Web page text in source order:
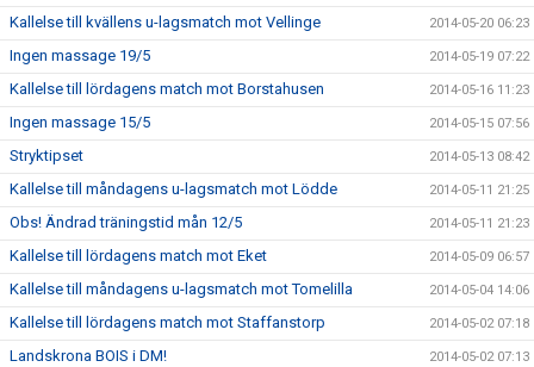
Kallelse till kvällens u-lagsmatch mot Vellinge 2014-05-20 06:23
Ingen massage 19/5 2014-05-19 07:22
Kallelse till lördagens match mot Borstahusen 2014-05-16 11:23
Ingen massage 15/5 2014-05-15 07:56
Stryktipset 2014-05-13 08:42
Kallelse till måndagens u-lagsmatch mot Lödde 2014-05-11 21:25
Obs! Ändrad träningstid mån 12/5 2014-05-11 21:23
Kallelse till lördagens match mot Eket 2014-05-09 06:57
Kallelse till måndagens u-lagsmatch mot Tomelilla 2014-05-04 14:06
Kallelse till lördagens match mot Staffanstorp 2014-05-02 07:18
Landskrona BOIS i DM! 2014-05-02 07:13